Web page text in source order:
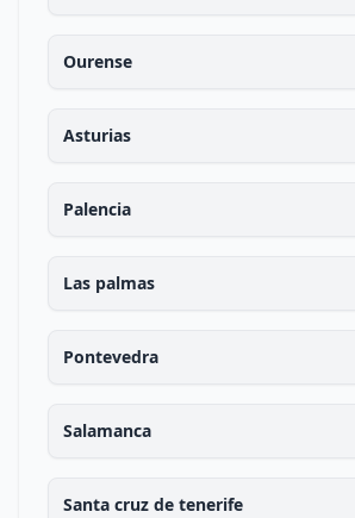
Ourense
Asturias
Palencia
Las palmas
Pontevedra
Salamanca
Santa cruz de tenerife